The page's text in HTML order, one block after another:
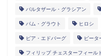
バルタザール・グラシアン
パム・グラウト ヒロシ
ピア・エドバーグ ピータ
フィリップ チェスターフィール